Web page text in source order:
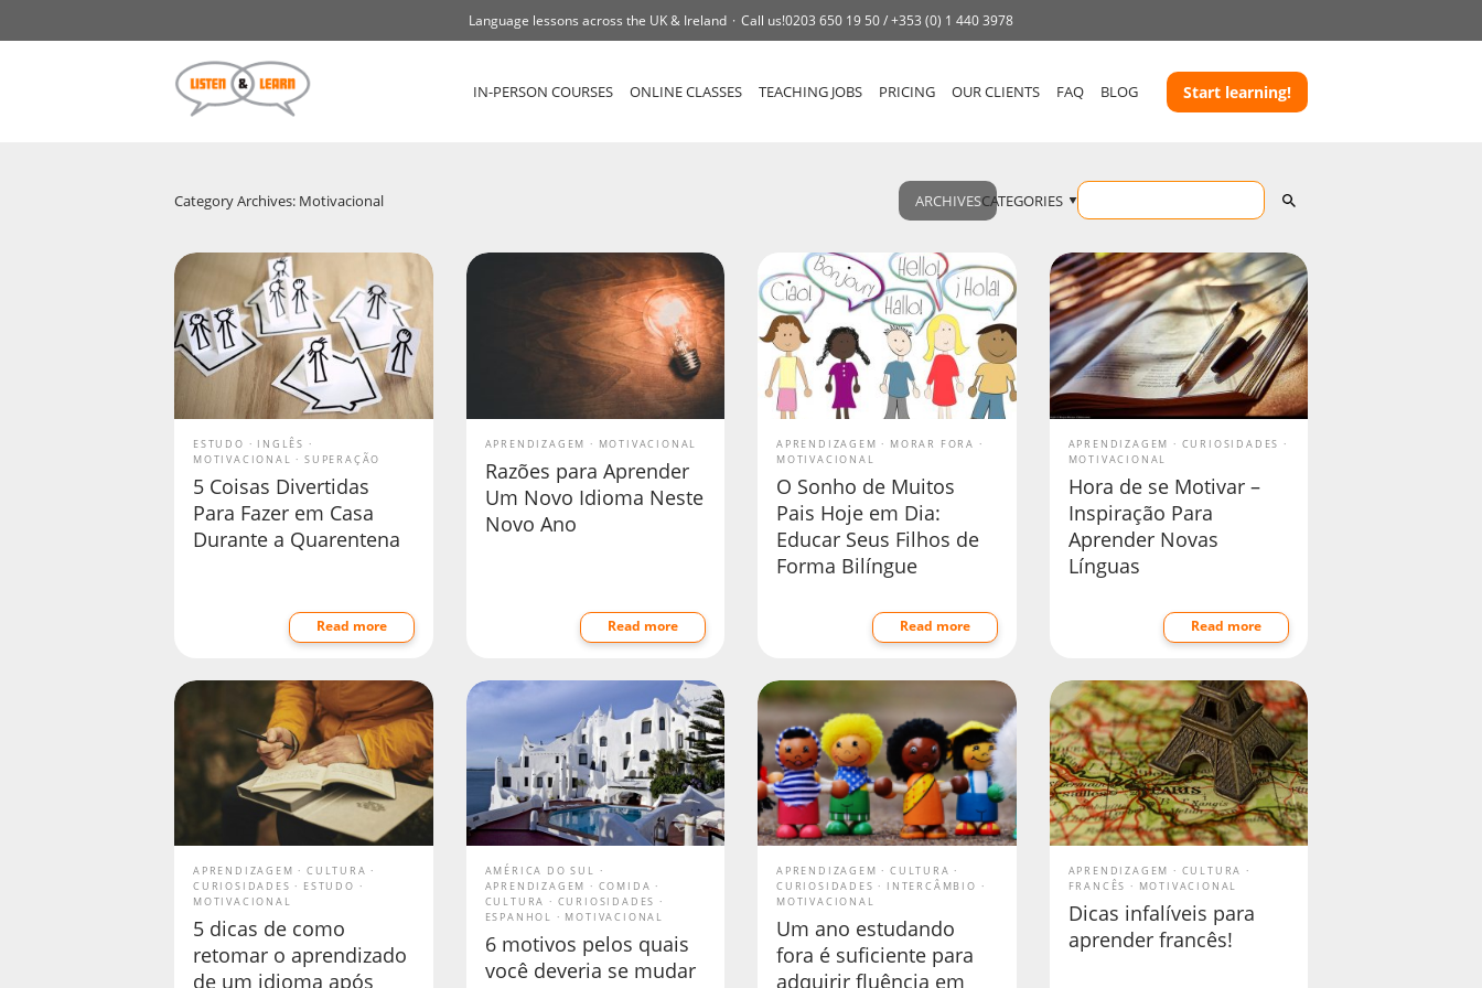
Language lessons across the UK & Ireland Call us!0203 650 19 50 /+353 (0) 1 440 3978
IN-PERSON COURSES ONLINE CLASSES TEACHING JOBS PRICING OUR CLIENTS FAQ BLOG Start learning!
Category Archives: Motivacional ARCHIVESCATEGORIES
ESTUDO
INGLÊS
MOTIVACIONAL
SUPERAÇÃO
5 Coisas Divertidas
Para Fazer em Casa
Durante a Quarentena
Read more
APRENDIZAGEM MOTIVACIONAL
Razões para Aprender
Um Novo Idioma Neste
Novo Ano
Read more
APRENDIZAGEM
MORAR FORA
MOTIVACIONAL
O Sonho de Muitos
Pais Hoje em Dia:
Educar Seus Filhos de
Forma Bilíngue
Read more
APRENDIZAGEM
CURIOSIDADES
MOTIVACIONAL
Hora de se Motivar –
Inspiração Para
Aprender Novas
Línguas
Read more
APRENDIZAGEM
CULTURA
CURIOSIDADES
ESTUDO
MOTIVACIONAL
5 dicas de como
retomar o aprendizado
de um idioma após
AMÉRICA DO SUL
APRENDIZAGEM
COMIDA
CULTURA
CURIOSIDADES
ESPANHOL
MOTIVACIONAL
6 motivos pelos quais
você deveria se mudar
APRENDIZAGEM
CULTURA
CURIOSIDADES
INTERCÂMBIO
MOTIVACIONAL
Um ano estudando
fora é suficiente para
adquirir fluência em
APRENDIZAGEM
CULTURA
FRANCÊS
MOTIVACIONAL
Dicas infalíveis para
aprender francês!